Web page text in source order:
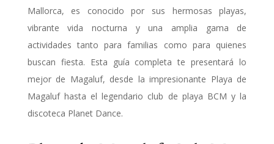
Mallorca, es conocido por sus hermosas playas,
vibrante vida nocturna y una amplia gama de
actividades tanto para familias como para quienes
buscan fiesta. Esta guía completa te presentará lo
mejor de Magaluf, desde la impresionante Playa de
Magaluf hasta el legendario club de playa BCM y la
discoteca Planet Dance.